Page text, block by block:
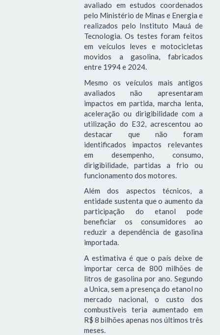
avaliado em estudos coordenados
pelo Ministério de Minas e Energia e
realizados pelo Instituto Mauá de
Tecnologia. Os testes foram feitos
em veículos leves e motocicletas
movidos a gasolina, fabricados
entre 1994 e 2024.
Mesmo os veículos mais antigos
avaliados não apresentaram
impactos em partida, marcha lenta,
aceleração ou dirigibilidade com a
utilização do E32, acrescentou ao
destacar que não foram
identificados impactos relevantes
em desempenho, consumo,
dirigibilidade, partidas a frio ou
funcionamento dos motores.
Além dos aspectos técnicos, a
entidade sustenta que o aumento da
participação do etanol pode
beneficiar os consumidores ao
reduzir a dependência de gasolina
importada.
A estimativa é que o país deixe de
importar cerca de 800 milhões de
litros de gasolina por ano. Segundo
a Unica, sem a presença do etanol no
mercado nacional, o custo dos
combustíveis teria aumentado em
R$ 8 bilhões apenas nos últimos três
meses.